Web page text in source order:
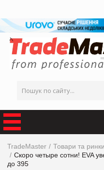
TradeMaster Товари та ринки
Скоро четыре сотни! EVA
до 395